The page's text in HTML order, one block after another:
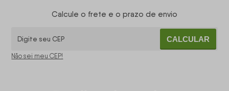
Calcule o frete e o prazo de envio
CALCULAR
Não sei meu CEP!